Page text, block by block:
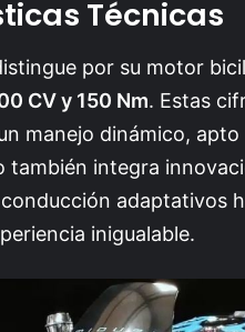
Técnicas
por su motor
CV y 150 Nm. Estas
manejo dinámico,
también integra
adaptativos
inigualable.